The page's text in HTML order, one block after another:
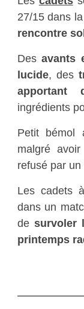
27/15 dans
rencontre
Desavants
lucide, des
apportant
ingrédients
Petit bémol
malgré
refusé par
Les cadets
dans un
de survoler
printemps